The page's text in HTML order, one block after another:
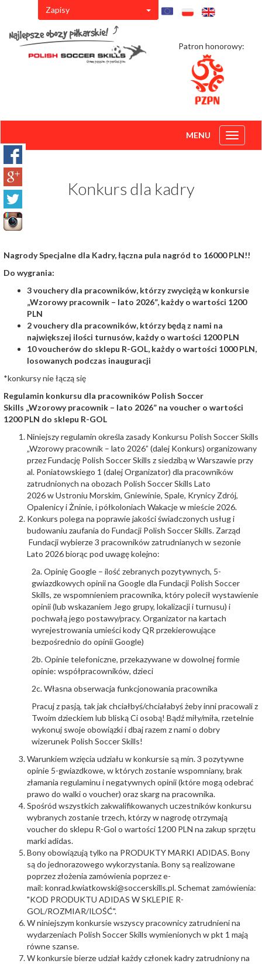
Zapisy
Patron honorowy:
Toggle
MENU
Konkurs dla kadry
Nagrody Specjalne dla Kadry, łączna pula nagród to 16000 PLN!!
Do wygrania:
3 vouchery dla pracowników, którzy zwyciężą w konkursie
„Wzorowy pracownik – lato 2026”, każdy o wartości 1200
PLN
2 vouchery dla pracowników, którzy będą z nami na
największej ilości turnusów, każdy o wartości 1200 PLN
10 voucherów do sklepu R-GOL, każdy o wartości 1000 PLN,
losowanych podczas inauguracji
*konkursy nie łączą się
Regulamin konkursu dla pracowników Polish Soccer
Skills „Wzorowy pracownik – lato 2026” na voucher o wartości
1200 PLN do sklepu R-GOL
Niniejszy regulamin określa zasady Konkursu Polish Soccer Skills
„Wzorowy pracownik – lato 2026” (dalej Konkurs) organizowany
przez Fundację Polish Soccer Skills z siedzibą w Warszawie przy
al. Poniatowskiego 1 (dalej Organizator) dla pracowników
zatrudnionych na obozach Polish Soccer Skills Lato
2026 w Ustroniu Morskim, Gniewinie, Spale, Krynicy Zdrój,
Opalenicy i Żninie, i półkoloniach Wakacje w mieście 2026.
Konkurs polega na poprawie jakości świadczonych usług i
budowaniu zaufania do Fundacji Polish Soccer Skills. Zarząd
Fundacji wybierze 3 pracowników zatrudnianych w sezonie
Lato 2026 biorąc pod uwagę kolejno:
2a. Opinię Google – ilość zebranych pozytywnych, 5-
gwiazdkowych opinii na Google dla Fundacji Polish Soccer
Skills, ze wspomnieniem pracownika, który polecił wystawienie
opinii (lub wskazaniem Jego grupy, lokalizacji i turnusu) i
pochwałą jego postawy/pracy. Organizator na kartach
wyrejestrowania umieści kody QR przekierowujące
bezpośrednio do opinii Google)
2b. Opinie telefoniczne, przekazywane w dowolnej formie
opinie: współpracowników, dzieci
2c. Własna obserwacja funkcjonowania pracownika
Pracuj z pasją, tak jak chciałbyś/chciałabyś żeby inni pracowali z
Twoim dzieckiem lub bliską Ci osobą! Bądź miły/miła, rzetelnie
wykonuj swoje obowiązki i dbaj razem z nami o dobry
wizerunek Polish Soccer Skills!
Warunkiem wzięcia udziału w konkursie są min. 3 pozytywne
opinie 5-gwiazdkowe, w których zostanie wspomniany, brak
złamania regulaminu i negatywnych opinii (które mogą odebrać
prawo do walki o voucher) oraz skarg na pracownika.
Spośród wszystkich zakwalifikowanych uczestników konkursu
wybranych zostanie trzech, którzy w nagrodę otrzymają
voucher do sklepu R-Gol o wartości 1200 PLN na zakup sprzętu
marki adidas.
Bony obowiązują tylko na PRODUKTY MARKI ADIDAS. Bony
są do jednorazowego wykorzystania. Bony są realizowane
poprzez złożenia zamówienia poprzez e-
mail: konrad.kwiatkowski@soccerskills.pl. Schemat zamówienia:
"KOD PRODUKTU ADIDAS W SKLEPIE R-
GOL/ROZMIAR/ILOŚĆ".
W niniejszym konkursie wszyscy pracownicy zatrudnieni na
wydarzeniach Polish Soccer Skills wymienionych w pkt 1 mają
równe szanse.
W konkursie bierze udział każdy członek kadry zatrudniony na